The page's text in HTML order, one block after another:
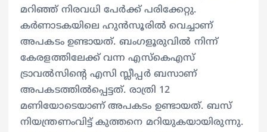
മറിഞ്ഞ് നിരവധി പേർക്ക് പരിക്കേറ്റു.
കർണാടകയിലെ ഹുൻസൂരില്‍ വെച്ചാണ്
അപകടം ഉണ്ടായത്. ബംഗളൂരുവിൽ നിന്ന്
കേരളത്തിലേക്ക് വന്ന എസ്കെഎസ്
ട്രാവൽസിന്റെ എസി സ്ലീപ്പർ ബസാണ്
അപകടത്തിൽപ്പെട്ടത്. രാത്രി 12
മണിയോടെയാണ്‌ അപകടം ഉണ്ടായത്. ബസ്
നിയന്ത്രണംവിട്ട് കുത്തനെ മറിയുകയായിരുന്നു.